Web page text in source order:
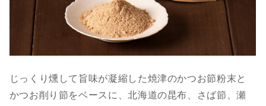
じっくり燻して旨味が凝縮した焼津のかつお節粉末と
かつお削り節をベースに、北海道の昆布、さば節、瀬